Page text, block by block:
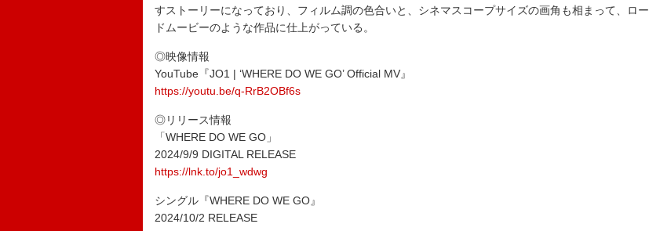
すストーリーになっており、フィルム調の色合いと、シネマスコープサイズの画角も相まって、ロー
ドムービーのような作品に仕上がっている。
◎映像情報
YouTube『JO1 | ‘WHERE DO WE GO’ Official MV』
https://youtu.be/q-RrB2OBf6s
◎リリース情報
「WHERE DO WE GO」
2024/9/9 DIGITAL RELEASE
https://lnk.to/jo1_wdwg
シングル『WHERE DO WE GO』
2024/10/2 RELEASE